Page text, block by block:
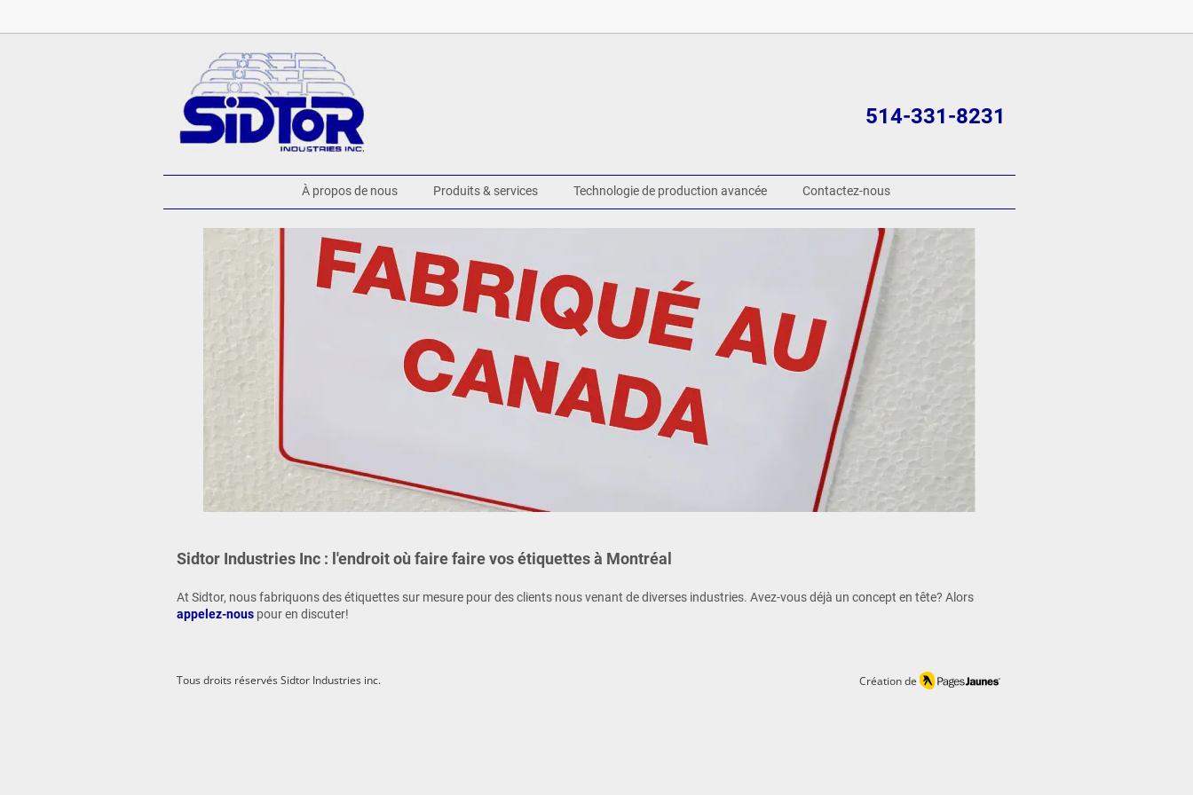
514-331-8231
À propos de nous Produits & services Technologie de production avancée Contactez-nous
Sidtor Industries Inc : l'endroit où faire faire vos étiquettes à Montréal
At Sidtor, nous fabriquons des étiquettes sur mesure pour des clients nous venant de diverses industries. Avez-vous déjà un concept en tête? Alors
appelez-nous pour en discuter!
Tous droits réservésSidtor Industries inc. Création de